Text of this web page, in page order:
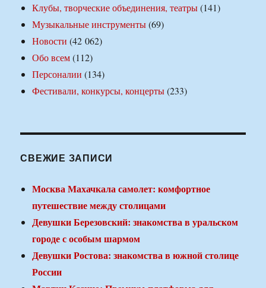
Клубы, творческие объединения, театры(141)
Музыкальные инструменты(69)
Новости (42 062)
Обо всем(112)
Персоналии (134)
Фестивали, конкурсы, концерты(233)
СВЕЖИЕ ЗАПИСИ
Москва Махачкала самолет: комфортное
путешествие между столицами
Девушки Березовский: знакомства в уральском
городе с особым шармом
Девушки Ростова: знакомства в южной столице
России